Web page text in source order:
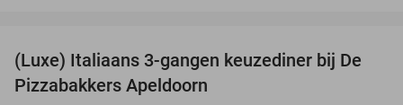
35%
(Luxe) Italiaans 3-gangen keuzediner bij De
Pizzabakkers Apeldoorn